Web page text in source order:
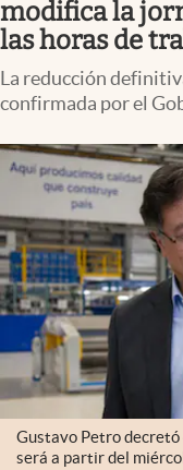
Colombia
modifica la
las horas de
La reducción
confirmada por el
Gustavo Petro decretó
será a partir del